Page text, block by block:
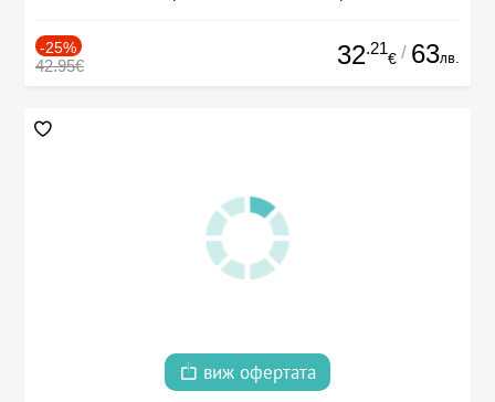
-25%
42.95€ 32.21
€ / 63лв.
виж офертата